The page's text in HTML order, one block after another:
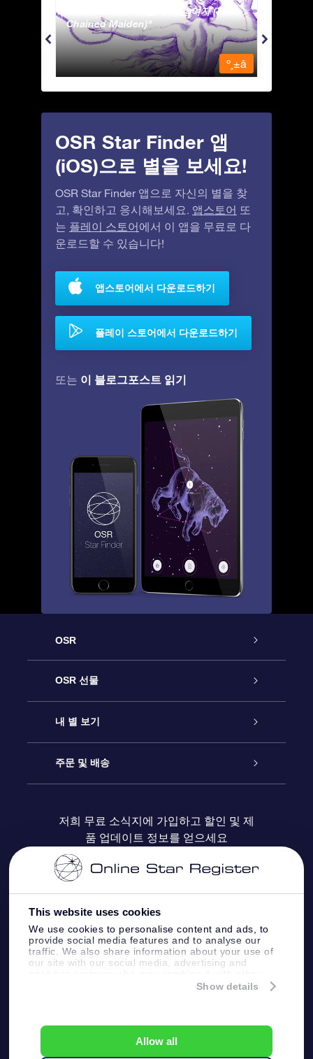
This website uses cookies
We use cookies to personalise content and ads, to
provide social media features and to analyse our
traffic. We also share information about your use of
our site with our social media, advertising and
information that you’ve provided to them or that
Show details
Allow all
Andromeda - 사슬에 묶인 여자 (The
Chained Maiden)
º¸±â
OSR Star Finder 앱
(iOS)으로 별을 보세요!
OSR Star Finder 앱으로 자신의 별을 찾
고, 확인하고 응시해보세요. 앱스토어 또
는 플레이 스토어에서 이 앱을 무료로 다
운로드할 수 있습니다!
앱스토어에서 다운로드하기
플레이 스토어에서 다운로드하기
또는 이 블로그포스트 읽기
OSR
고객 서비스
연락처
블로그
OSR 선물
온라인 별 선물
OSR 선물 팩
OSR 상품권
기업 선물
내 별 보기
Star Register
맞춤 별 페이지
One Million Stars
Fly me to the stars VR 앱
주문 및 배송
결제 정보
배송 정보
환불 정책
별자리
저희 무료 소식지에 가입하고 할인 및 제
품 업데이트 정보를 얻으세요
고객 서비스:help@osr.org